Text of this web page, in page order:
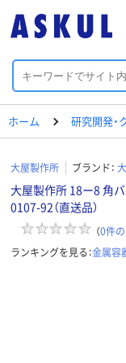
ホーム 研究開発・
大屋製作所 ブランド：
大屋製作所 18ー8 角
0107-92（直送品）
（0件
ランキングを見る：金属容